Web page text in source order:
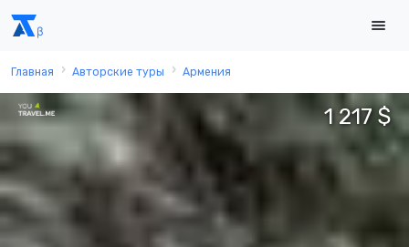
Главная Авторские туры Армения
1 217 $